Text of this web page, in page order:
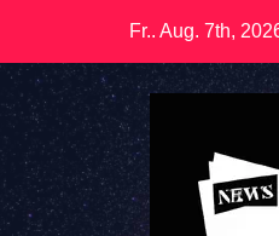
springen
Fr.. Aug. 7th,